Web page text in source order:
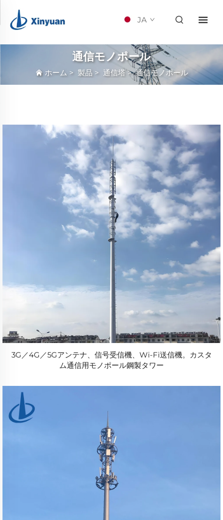
JA
通信モノポール
ホーム > 製品 > 通信塔>通信モノポール
3G／4G／5Gアンテナ、信号受信機、Wi-Fi送信機。カスタ
ム通信用モノポール鋼製タワー